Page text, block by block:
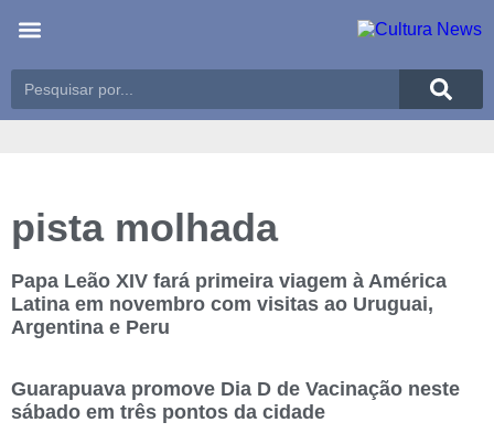
pista molhada
Papa Leão XIV fará primeira viagem à América
Latina em novembro com visitas ao Uruguai,
Argentina e Peru
Guarapuava promove Dia D de Vacinação neste
sábado em três pontos da cidade